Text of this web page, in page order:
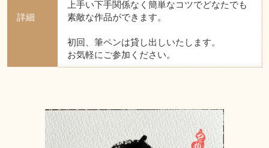
詳細
上手い下手関係なく簡単なコツでどなたでも
素敵な作品ができます。
初回、筆ペンは貸し出しいたします。
お気軽にご参加ください。